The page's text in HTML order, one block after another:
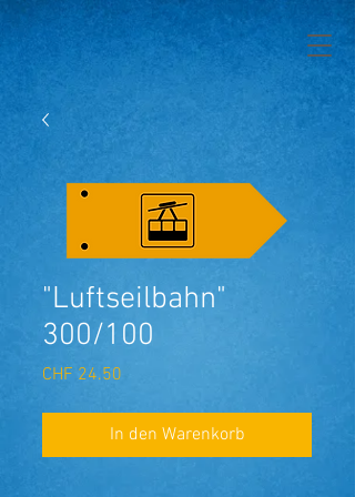
"Luftseilbahn"
300/100
CHF 24.50
In den Warenkorb